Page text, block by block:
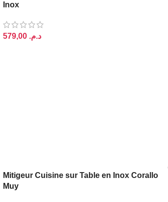
Inox
د.م.
Mitigeur Cuisine sur Table en Inox Corallo
Muy